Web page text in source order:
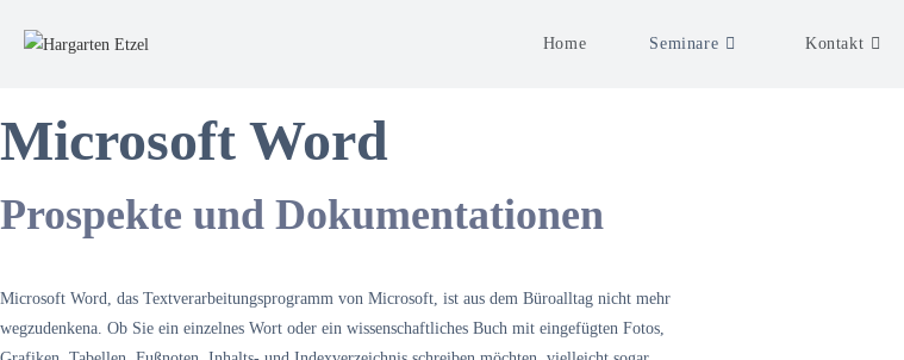
Home Seminare Kontakt
Microsoft Word
Prospekte und Dokumentationen
Microsoft Word, das Textverarbeitungsprogramm von Microsoft, ist aus dem Büroalltag nicht mehr
wegzudenkena. Ob Sie ein einzelnes Wort oder ein wissenschaftliches Buch mit eingefügten Fotos,